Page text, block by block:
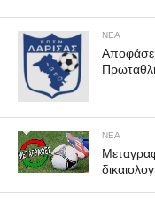
ΝΕΑ
ΝΕΑ